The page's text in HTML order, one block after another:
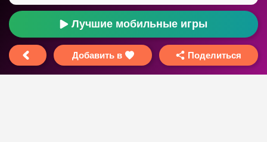
Лучшие мобильные игры
Добавить в Поделиться